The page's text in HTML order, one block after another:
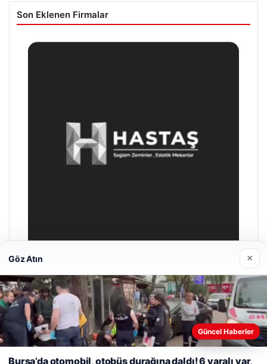
Son Eklenen Firmalar
Enes Kaplan Avukatlık Bürosu
28/04/2026
Web sitemizi nasıl kullandığınızı daha iyi anlayabilmek,
Göz Atın ×
Güncel Haberler
Bursa’da otomobil, otobüs durağına daldı! 6 yaralı var,